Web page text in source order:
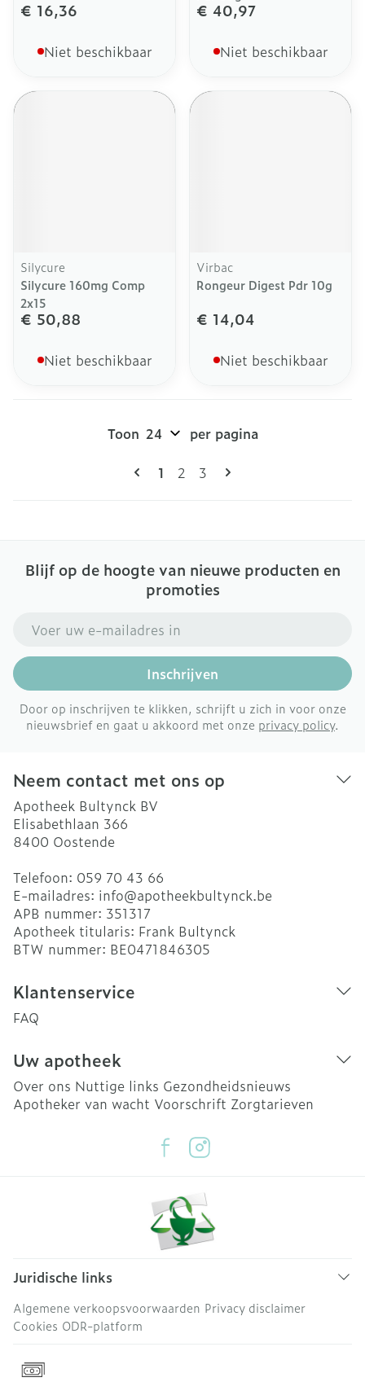
€ 16,36
Niet beschikbaar
€ 40,97
Niet beschikbaar
Silycure
Silycure 160mg Comp
2x15
€ 50,88
Niet beschikbaar
Virbac
Rongeur Digest Pdr 10g
€ 14,04
Niet beschikbaar
Pagina's
U lees momenteel pagina
1 Pagina
2 Pagina
3
Toon per pagina
Blijf op de hoogte van nieuwe producten en
promoties
Inschrijven
Door op inschrijven te klikken, schrijft u zich in voor onze
nieuwsbrief en gaat u akkoord met onze privacy policy.
Neem contact met ons op
Apotheek Bultynck BV
Elisabethlaan 366
8400 Oostende
Telefoon: 059 70 43 66
E-mailadres: info@apotheekbultynck.be
APB nummer: 351317
Apotheek titularis: Frank Bultynck
BTW nummer: BE0471846305
Klantenservice
FAQ
Uw apotheek
Over ons Nuttige links Gezondheidsnieuws
Apotheker van wacht Voorschrift Zorgtarieven
Juridische links
Algemene verkoopsvoorwaarden Privacy disclaimer
Cookies ODR-platform